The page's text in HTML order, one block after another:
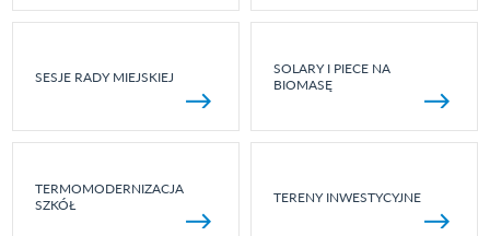
SESJE RADY MIEJSKIEJ
SOLARY I PIECE NA
BIOMASĘ
TERMOMODERNIZACJA
SZKÓŁ
TERENY INWESTYCYJNE